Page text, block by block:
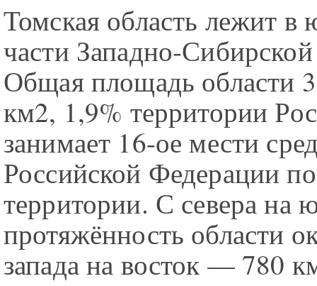
Томская область лежит в
части Западно-
Общая площадь области
км2, 1,9% территории
занимает 16-ое мести
Российской Федерации
территории. С севера на
протяжённость области
запада на восток — 780